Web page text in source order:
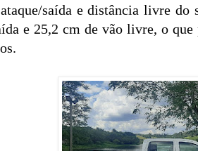
saída e distância livre do
e 25,2 cm de vão livre, o